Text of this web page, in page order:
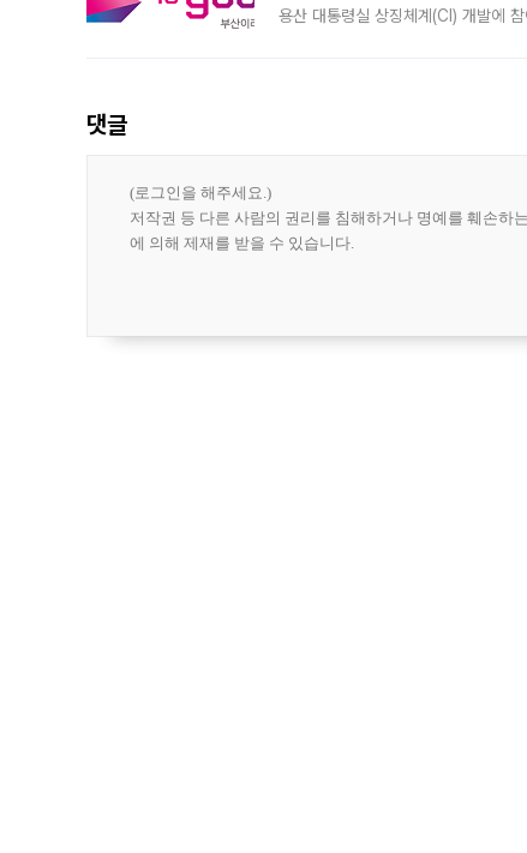
용산 대통령실 상징체계(CI) 개발에
댓글